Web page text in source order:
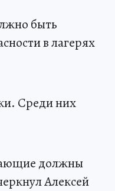
быть
в лагерях
Среди них
должны
Алексей